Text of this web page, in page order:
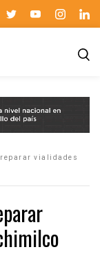
vialidades